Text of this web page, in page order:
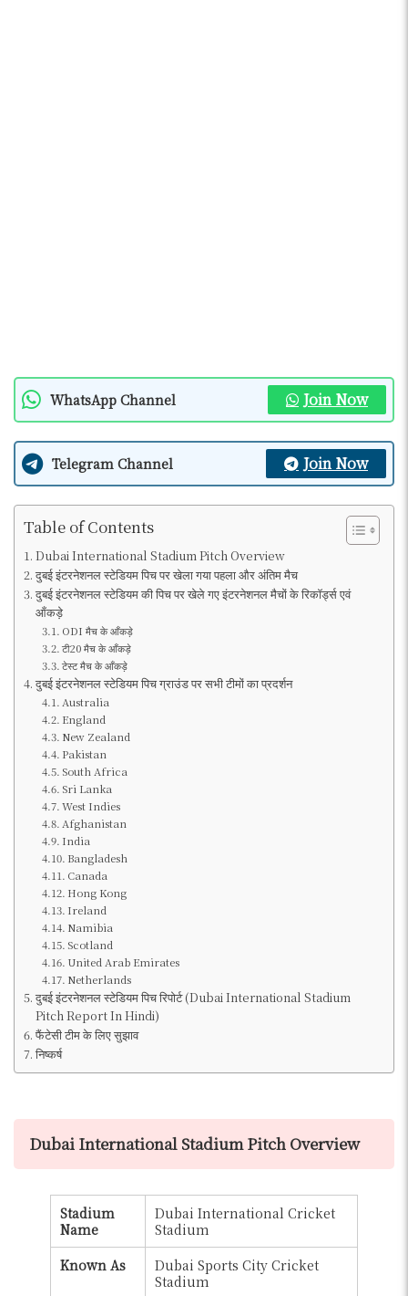
WhatsApp Channel Join Now
Telegram Channel Join Now
Table of Contents
Dubai International Stadium Pitch Overview
दुबई इंटरनेशनल स्टेडियम पिच पर खेला गया पहला और अंतिम मैच
दुबई इंटरनेशनल स्टेडियम की पिच पर खेले गए इंटरनेशनल मैचों के रिकॉर्ड्स एवं
आँकड़े
ODI मैच के आँकड़े
टी20 मैच के आँकड़े
टेस्ट मैच के आँकड़े
दुबई इंटरनेशनल स्टेडियम पिच ग्राउंड पर सभी टीमों का प्रदर्शन
Australia
England
New Zealand
Pakistan
South Africa
Sri Lanka
West Indies
Afghanistan
India
Bangladesh
Canada
Hong Kong
Ireland
Namibia
Scotland
United Arab Emirates
Netherlands
दुबई इंटरनेशनल स्टेडियम पिच रिपोर्ट (Dubai International Stadium
Pitch Report In Hindi)
फैंटेसी टीम के लिए सुझाव
निष्कर्ष
Dubai International Stadium Pitch Overview
Stadium
Name
Dubai International Cricket
Stadium
Known As
Dubai Sports City Cricket
Stadium